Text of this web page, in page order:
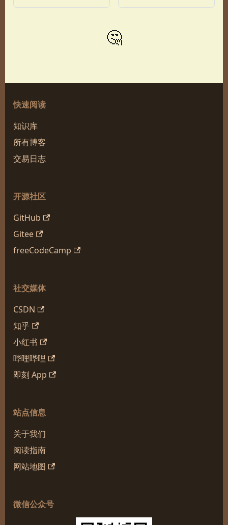
🤔
快速阅读
知识库
所有博客
交易日志
开源社区
GitHub
Gitee
freeCodeCamp
社交媒体
CSDN
知乎
小红书
哔哩哔哩
即刻 App
站点信息
关于我们
阅读指南
网站地图
微信公众号